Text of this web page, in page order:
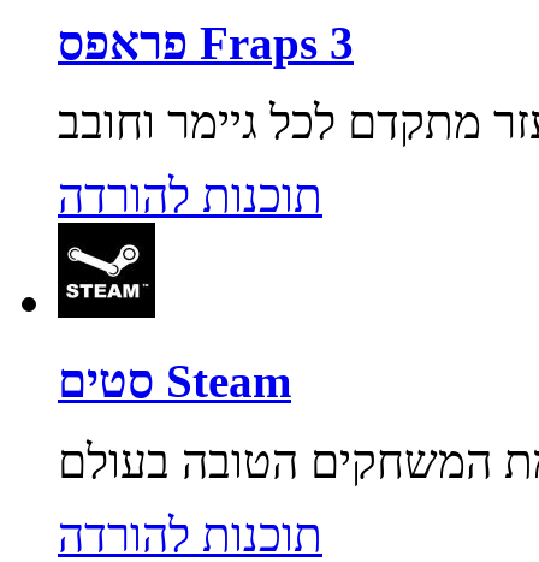
פראפס Fraps 3
תוכנות להורדה
סטים Steam
תוכנות להורדה